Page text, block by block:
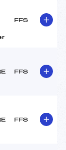
FFS
FFS
FFS